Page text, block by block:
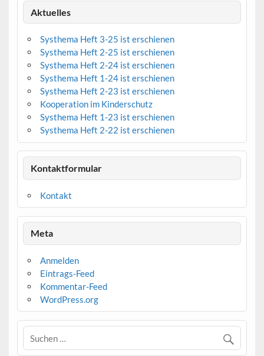
Aktuelles
Systhema Heft 3-25 ist erschienen
Systhema Heft 2-25 ist erschienen
Systhema Heft 2-24 ist erschienen
Systhema Heft 1-24 ist erschienen
Systhema Heft 2-23 ist erschienen
Kooperation im Kinderschutz
Systhema Heft 1-23 ist erschienen
Systhema Heft 2-22 ist erschienen
Kontaktformular
Kontakt
Meta
Anmelden
Eintrags-Feed
Kommentar-Feed
WordPress.org